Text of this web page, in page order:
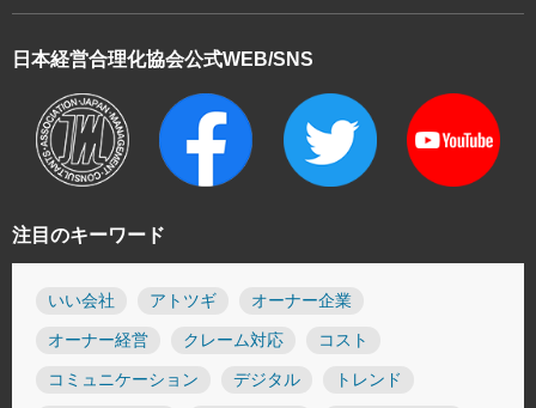
注目のキーワード
いい会社 アトツギ オーナー企業
オーナー経営 クレーム対応 コスト
コミュニケーション デジタル トレンド
日本経営合理化協会公式WEB/SNS